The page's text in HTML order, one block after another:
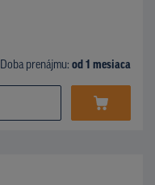
Doba prenájmu: od 1 mesiaca